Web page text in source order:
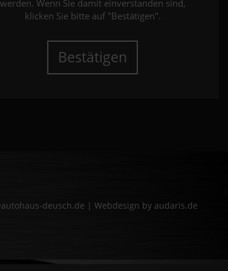
werden. Wenn Sie damit einverstanden sind,
klicken Sie bitte auf "Bestätigen".
Bestätigen
deusch.de | Webdesign by audaris.de